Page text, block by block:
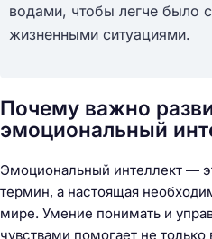
водами, чтобы легче было
жизненными ситуациями.
Почему важно
эмоциональный
Эмоциональный интеллект —
термин, а настоящая
мире. Умение понимать и
чувствами помогает не